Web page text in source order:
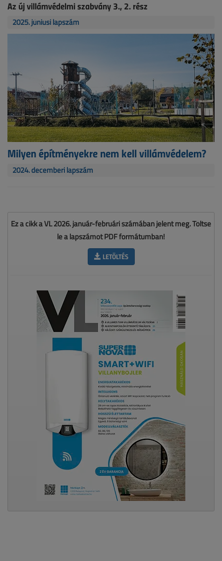
Az új villámvédelmi szabvány 3., 2. rész
2025. júniusi lapszám
Milyen építményekre nem kell villámvédelem?
2024. decemberi lapszám
Ez a cikk a VL 2026. január-februári számában jelent meg. Töltse
le a lapszámot PDF formátumban!
LETÖLTÉS